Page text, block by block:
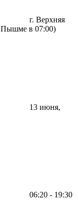
г. Верхняя
в 07:00)
13 июня,
06:20 - 19:30